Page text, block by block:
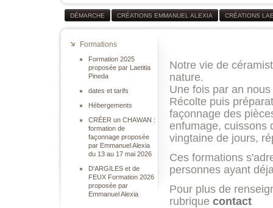
DÉMARCHE CRÉATIONS EMMANUEL ALEXIA CRÉATIONS
Formations
Formation 2025
proposée par Laetitia
Pineda
dates et tarifs
Hébergements
CRÉER un CHAWAN :
formation de
façonnage proposée
par Emmanuel Alexia
du 13 au 17 mai 2026
D'ARGILES et de
FEUX Formation 2026
proposée par
Emmanuel Alexia
Notre vie de
nature.
Une fois par an
Récolte puis
façonnage des
enfumage, cuissons
vingtaine de jours,
Ces formations
personnes ayant
Pour plus de
rubrique contact